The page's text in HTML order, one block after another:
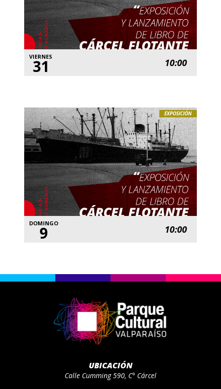
VIERNES
31 10:00
EXPOSICIÓN
DOMINGO
9 10:00
UBICACIÓN
Calle Cumming 590, C° Cárcel